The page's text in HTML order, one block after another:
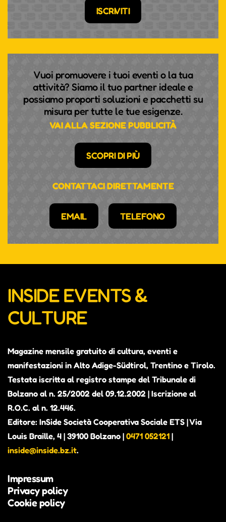
ISCRIVITI
Vuoi promuovere i tuoi eventi o la tua
attività? Siamo il tuo partner ideale e
possiamo proporti soluzioni e pacchetti su
misura per tutte le tue esigenze.
VAI ALLA SEZIONE PUBBLICITÀ
SCOPRI DI PIÙ
CONTATTACI DIRETTAMENTE
EMAIL TELEFONO
INSIDE EVENTS &
CULTURE
Magazine mensile gratuito di cultura, eventi e
manifestazioni in Alto Adige-Südtirol, Trentino e Tirolo.
Testata iscritta al registro stampe del Tribunale di
Bolzano al n. 25/2002 del 09.12.2002 | Iscrizione al
R.O.C. al n. 12.446.
Editore: InSide Società Cooperativa Sociale ETS | Via
Louis Braille, 4 | 39100 Bolzano | 0471 052121 |
inside@inside.bz.it.
Impressum
Privacy policy
Cookie policy